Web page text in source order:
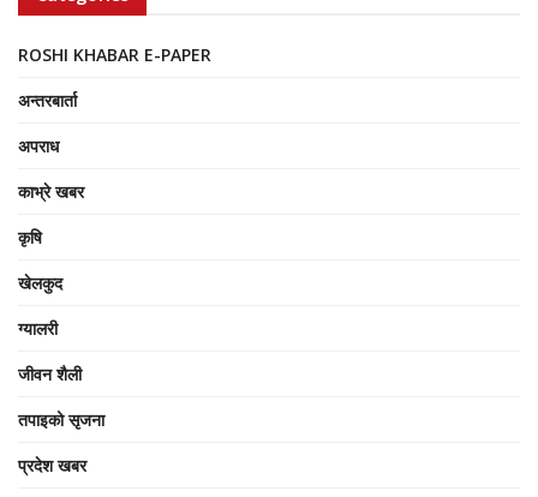
ROSHI KHABAR E-PAPER
अन्तरबार्ता
अपराध
काभ्रे खबर
कृषि
खेलकुद
ग्यालरी
जीवन शैली
तपाइको सृजना
प्रदेश खबर